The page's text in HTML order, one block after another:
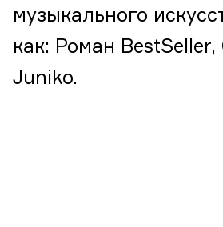
музыкального
как: Роман BestSeller,
Juniko.